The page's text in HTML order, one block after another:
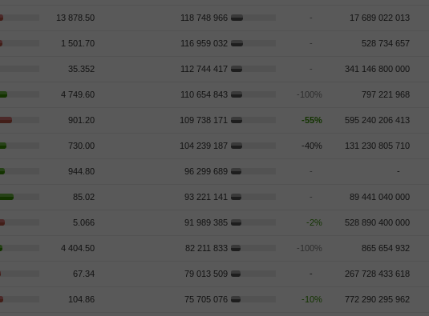
13 878.50 118 748 966 - 17 689 022 013
1 501.70 116 959 032 - 528 734 657
35.352 112 744 417 - 341 146 800 000
4 749.60 110 654 843 -100% 797 221 968
901.20 109 738 171 -55% 595 240 206 413
730.00 104 239 187 -40% 131 230 805 710
944.80 96 299 689 - -
85.02 93 221 141 - 89 441 040 000
5.066 91 989 385 -2% 528 890 400 000
4 404.50 82 211 833 -100% 865 654 932
67.34 79 013 509 - 267 728 433 618
104.86 75 705 076 -10% 772 290 295 962